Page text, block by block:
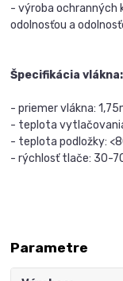
- výroba ochranných
odolnosťou a
Špecifikácia vlákna:
- priemer vlákna:
- teplota
- teplota podložky:
- rýchlosť tlače: 30-
Parametre